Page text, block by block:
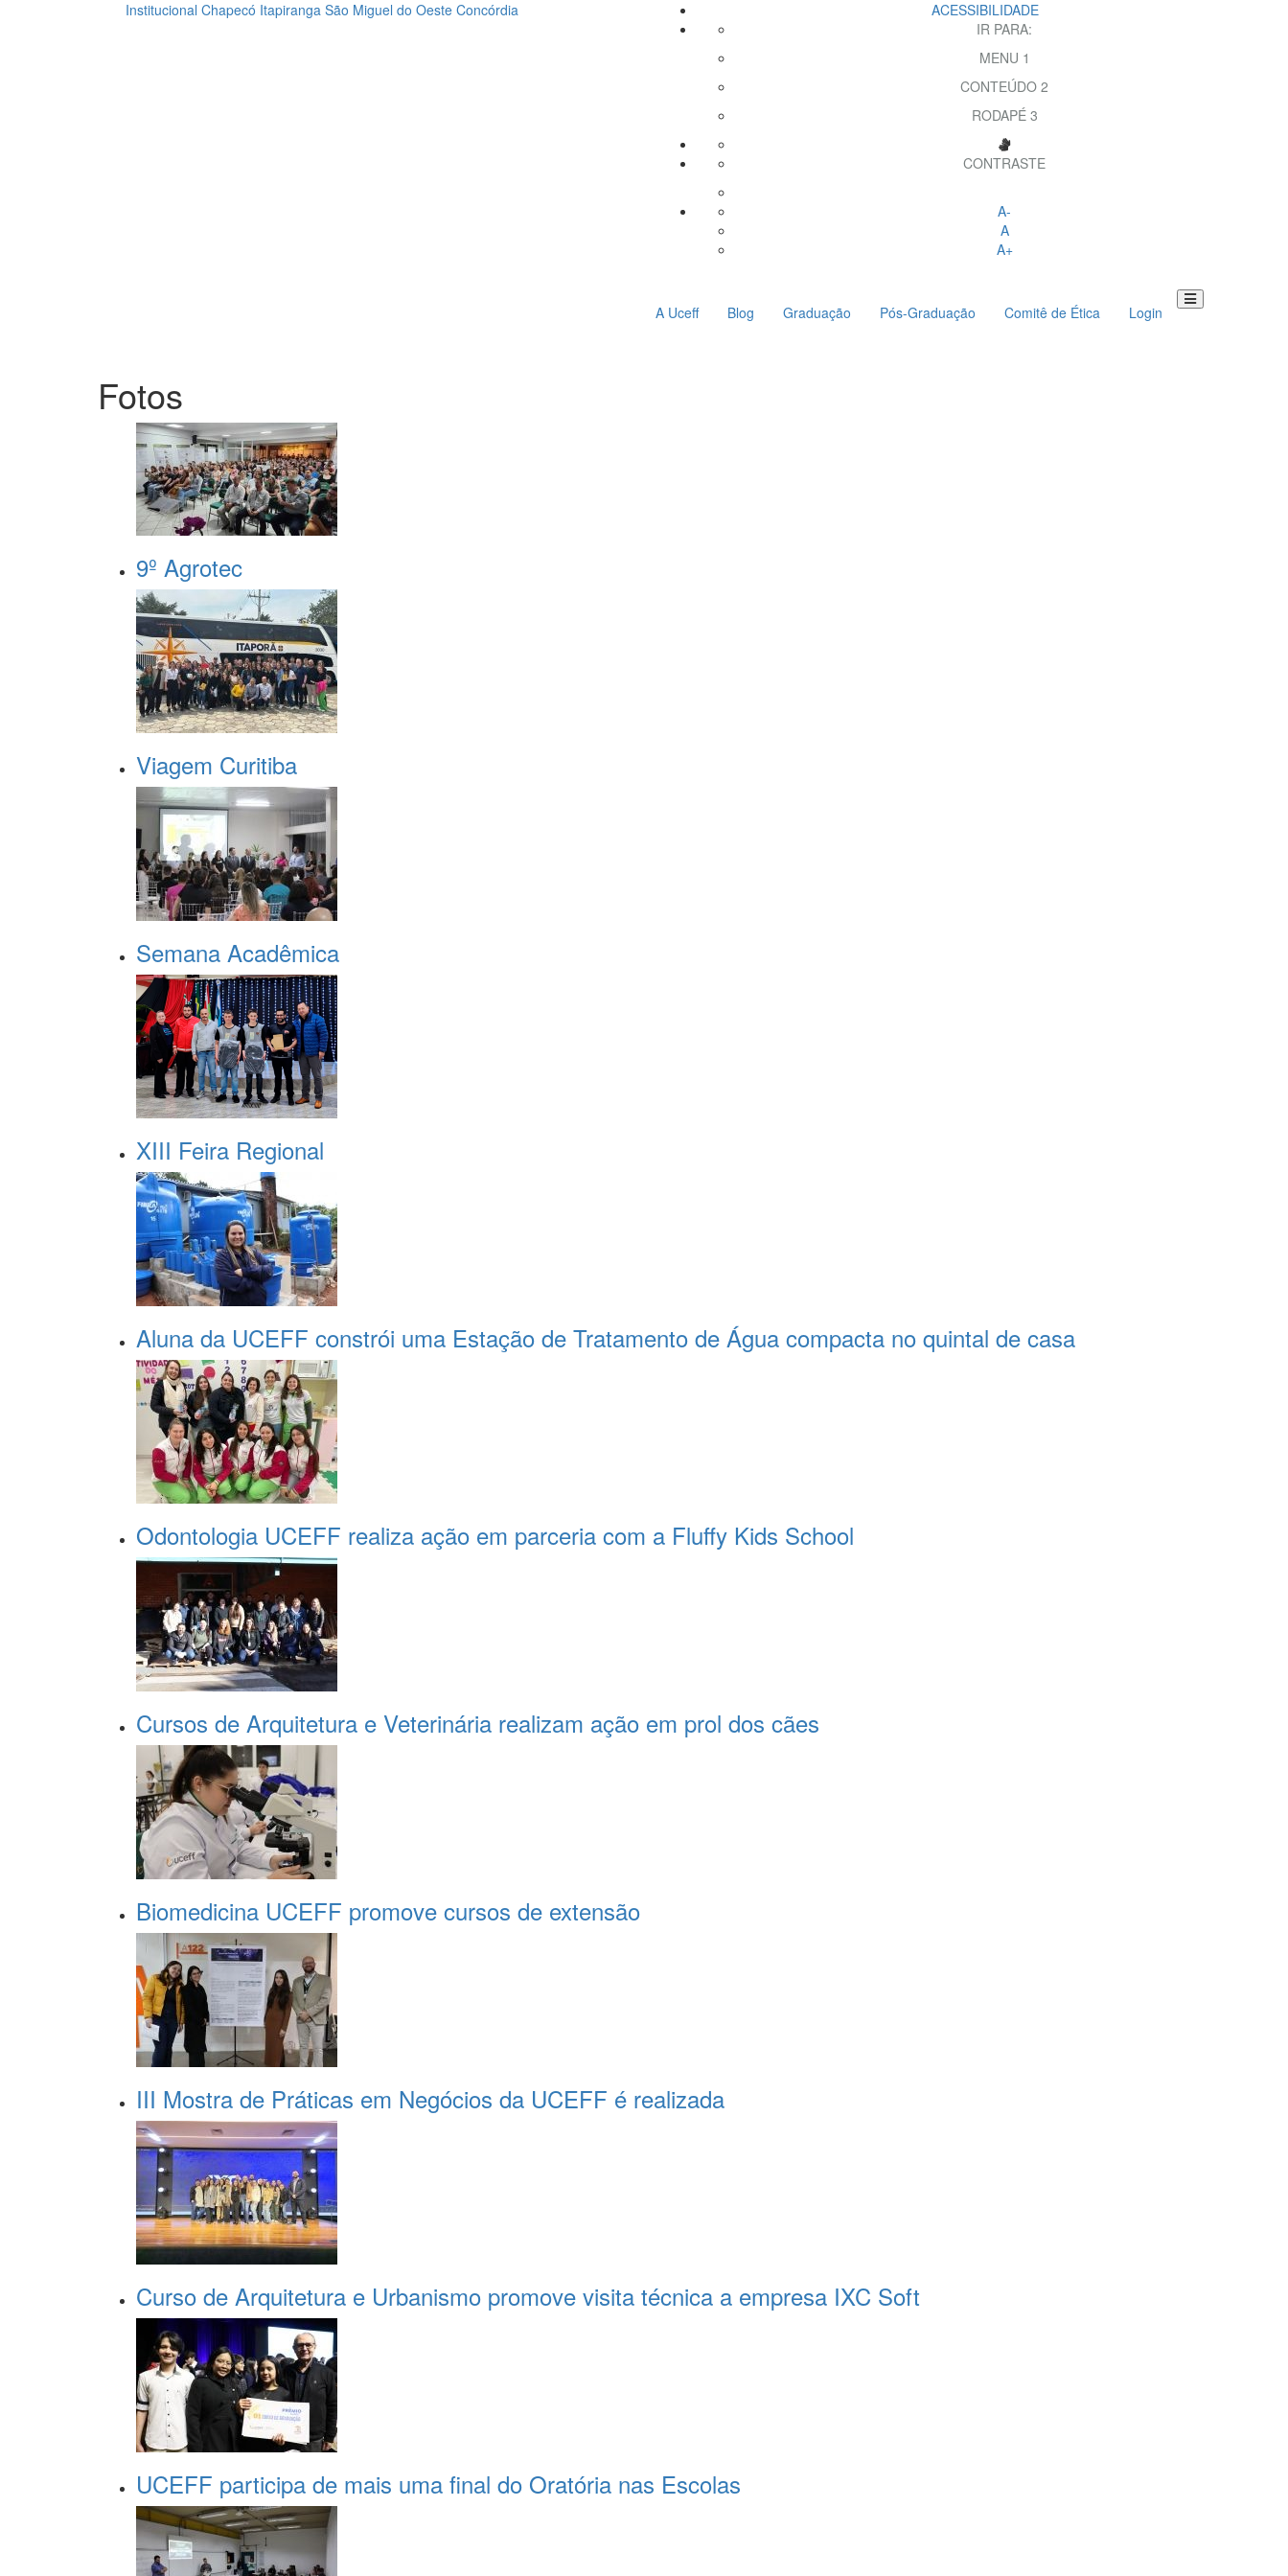
Institucional Chapecó Itapiranga São Miguel do Oeste Concórdia
ACESSIBILIDADE
IR PARA:
MENU 1
CONTEÚDO 2
RODAPÉ 3
CONTRASTE
A-
A
A+
A Uceff
Blog Graduação Pós-Graduação Comitê de Ética Login
Toggle
Fotos
9º Agrotec
Viagem Curitiba
Semana Acadêmica
XIII Feira Regional
Aluna da UCEFF constrói uma Estação de Tratamento de Água compacta no quintal de casa
Odontologia UCEFF realiza ação em parceria com a Fluffy Kids School
Cursos de Arquitetura e Veterinária realizam ação em prol dos cães
Biomedicina UCEFF promove cursos de extensão
III Mostra de Práticas em Negócios da UCEFF é realizada
Curso de Arquitetura e Urbanismo promove visita técnica a empresa IXC Soft
UCEFF participa de mais uma final do Oratória nas Escolas